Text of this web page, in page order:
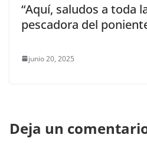
“Aquí, saludos a toda
pescadora del
junio 20, 2025
Deja un